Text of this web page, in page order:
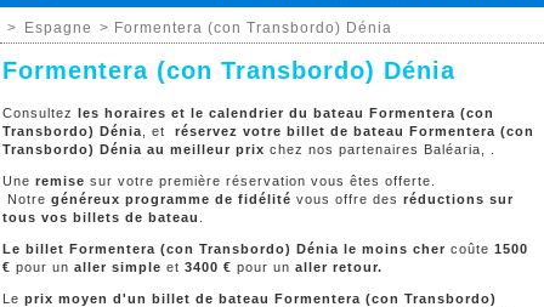
> Espagne > Formentera (con Transbordo) Dénia
Formentera (con Transbordo) Dénia
Consultez les horaires et le calendrier du bateau Formentera (con
Transbordo) Dénia , et réservez votre billet de bateau Formentera (con
Transbordo) Dénia au meilleur prix chez nos partenaires Baléaria, .
Une remise sur votre première réservation vous êtes offerte.
Notre généreux programme de fidélité vous offre des réductions sur
tous vos billets de bateau
Le billet Formentera (con Transbordo) Dénia le moins cher coûte 1500
€ pour un aller simple et 3400 € pour un aller retour.
Le prix moyen d'un billet de bateau Formentera (con Transbordo)